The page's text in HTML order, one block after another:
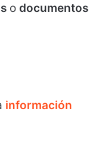
o documentos
información